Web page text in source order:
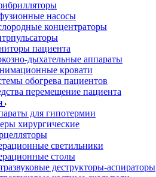
насосы
концентраторы
пациента
дыхательные аппараты
кровати
обогрева пациентов
перемещение пациента
для гипотермии
хирургические
светильники
столы
деструкторы-аспираторы